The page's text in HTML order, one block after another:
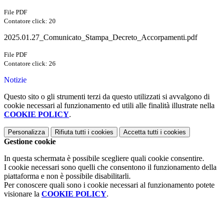
File PDF
Contatore click: 20
2025.01.27_Comunicato_Stampa_Decreto_Accorpamenti.pdf
File PDF
Contatore click: 26
Notizie
Questo sito o gli strumenti terzi da questo utilizzati si avvalgono di
cookie necessari al funzionamento ed utili alle finalità illustrate nella
COOKIE POLICY.
Personalizza Rifiuta tutti i cookies Accetta tutti i cookies
Gestione cookie
In questa schermata è possibile scegliere quali cookie consentire.
I cookie necessari sono quelli che consentono il funzionamento della
piattaforma e non è possibile disabilitarli.
Per conoscere quali sono i cookie necessari al funzionamento potete
visionare la COOKIE POLICY.